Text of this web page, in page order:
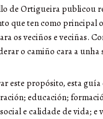
de Ortigueira publicou
que ten como principal
os veciños e veciñas.
o camiño cara a
este propósito, esta
educación;
e calidade de vida; e